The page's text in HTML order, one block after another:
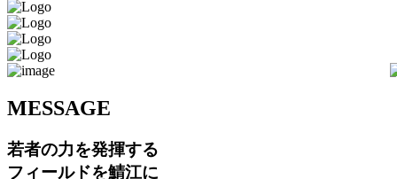
MESSAGE
若者の力を発揮する
フィールドを鯖江に